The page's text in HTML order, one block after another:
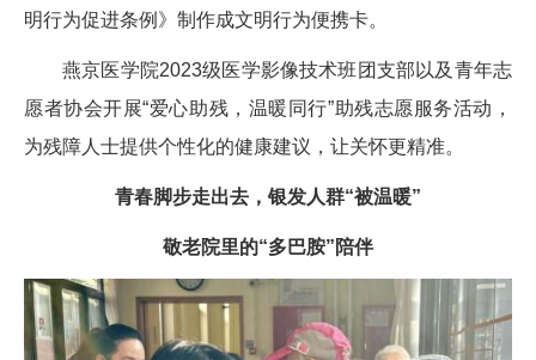
明行为促进条例》制作成文明行为便携卡。
燕京医学院2023级医学影像技术班团支部以及青年志
愿者协会开展“爱心助残，温暖同行”助残志愿服务活动，
为残障人士提供个性化的健康建议，让关怀更精准。
青春脚步走出去，银发人群“被温暖”
敬老院里的“多巴胺”陪伴